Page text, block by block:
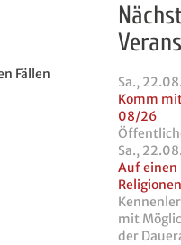
Fällen
Sa.,
Komm
08/26
Sa.,
Auf einen
mit
der